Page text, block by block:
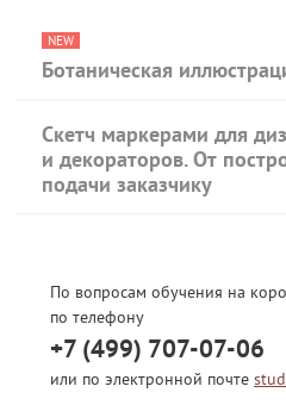
NEW
Ботаническая
Скетч маркерами для
и декораторов. От
подачи заказчику
По вопросам обучения на
по телефону
+7 (499) 707-07-06
или по электронной почте